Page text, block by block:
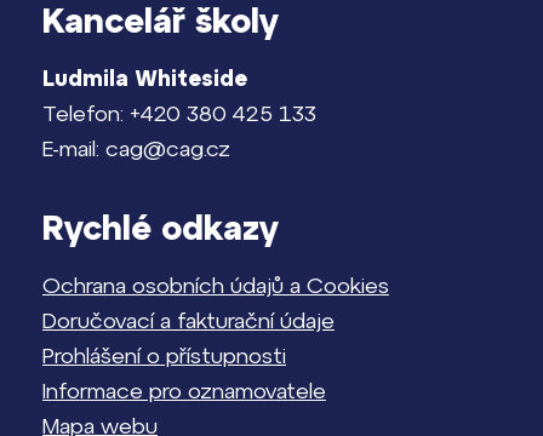
Kancelář školy
Ludmila Whiteside
Telefon: +420 380 425 133
E-mail: cag@cag.cz
Rychlé odkazy
Ochrana osobních údajů a Cookies
Doručovací a fakturační údaje
Prohlášení o přístupnosti
Informace pro oznamovatele
Mapa webu